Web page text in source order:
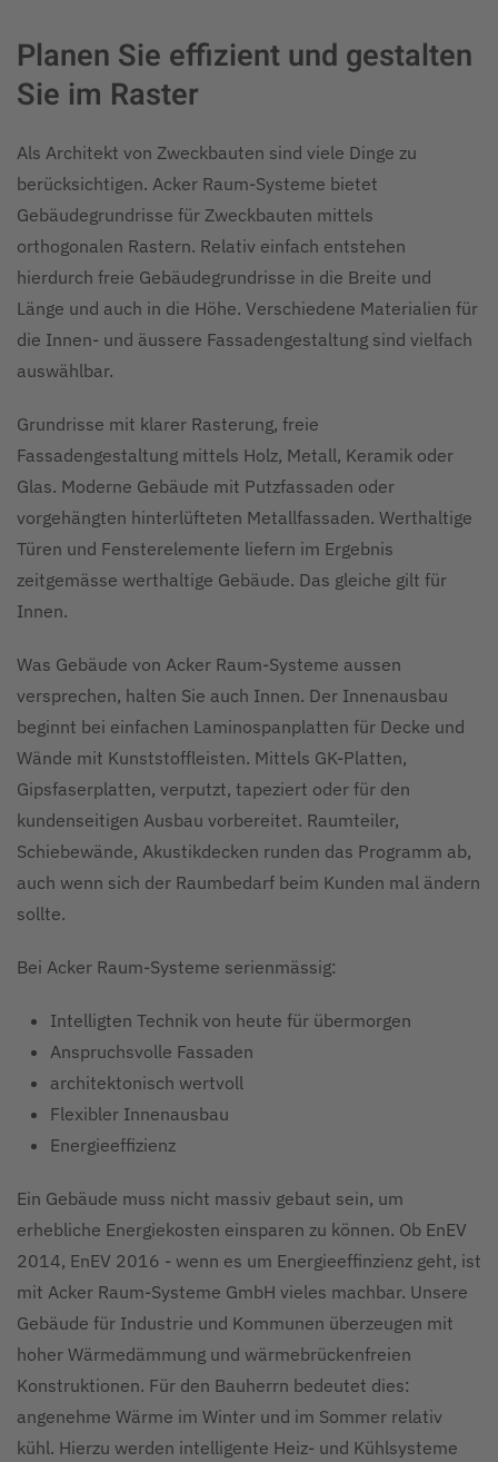
Planen Sie effizient und gestalten
Sie im Raster
Als Architekt von Zweckbauten sind viele Dinge zu
berücksichtigen. Acker Raum-Systeme bietet
Gebäudegrundrisse für Zweckbauten mittels
orthogonalen Rastern. Relativ einfach entstehen
hierdurch freie Gebäudegrundrisse in die Breite und
Länge und auch in die Höhe. Verschiedene Materialien für
die Innen- und äussere Fassadengestaltung sind vielfach
auswählbar.
Grundrisse mit klarer Rasterung, freie
Fassadengestaltung mittels Holz, Metall, Keramik oder
Glas. Moderne Gebäude mit Putzfassaden oder
vorgehängten hinterlüfteten Metallfassaden. Werthaltige
Türen und Fensterelemente liefern im Ergebnis
zeitgemässe werthaltige Gebäude. Das gleiche gilt für
Innen.
Was Gebäude von Acker Raum-Systeme aussen
versprechen, halten Sie auch Innen. Der Innenausbau
beginnt bei einfachen Laminospanplatten für Decke und
Wände mit Kunststoffleisten. Mittels GK-Platten,
Gipsfaserplatten, verputzt, tapeziert oder für den
kundenseitigen Ausbau vorbereitet. Raumteiler,
Schiebewände, Akustikdecken runden das Programm ab,
auch wenn sich der Raumbedarf beim Kunden mal ändern
sollte.
Bei Acker Raum-Systeme serienmässig:
Intelligten Technik von heute für übermorgen
Anspruchsvolle Fassaden
architektonisch wertvoll
Flexibler Innenausbau
Energieeffizienz
Ein Gebäude muss nicht massiv gebaut sein, um
erhebliche Energiekosten einsparen zu können. Ob EnEV
2014, EnEV 2016 - wenn es um Energieeffinzienz geht, ist
mit Acker Raum-Systeme GmbH vieles machbar. Unsere
Gebäude für Industrie und Kommunen überzeugen mit
hoher Wärmedämmung und wärmebrückenfreien
Konstruktionen. Für den Bauherrn bedeutet dies:
angenehme Wärme im Winter und im Sommer relativ
kühl. Hierzu werden intelligente Heiz- und Kühlsysteme